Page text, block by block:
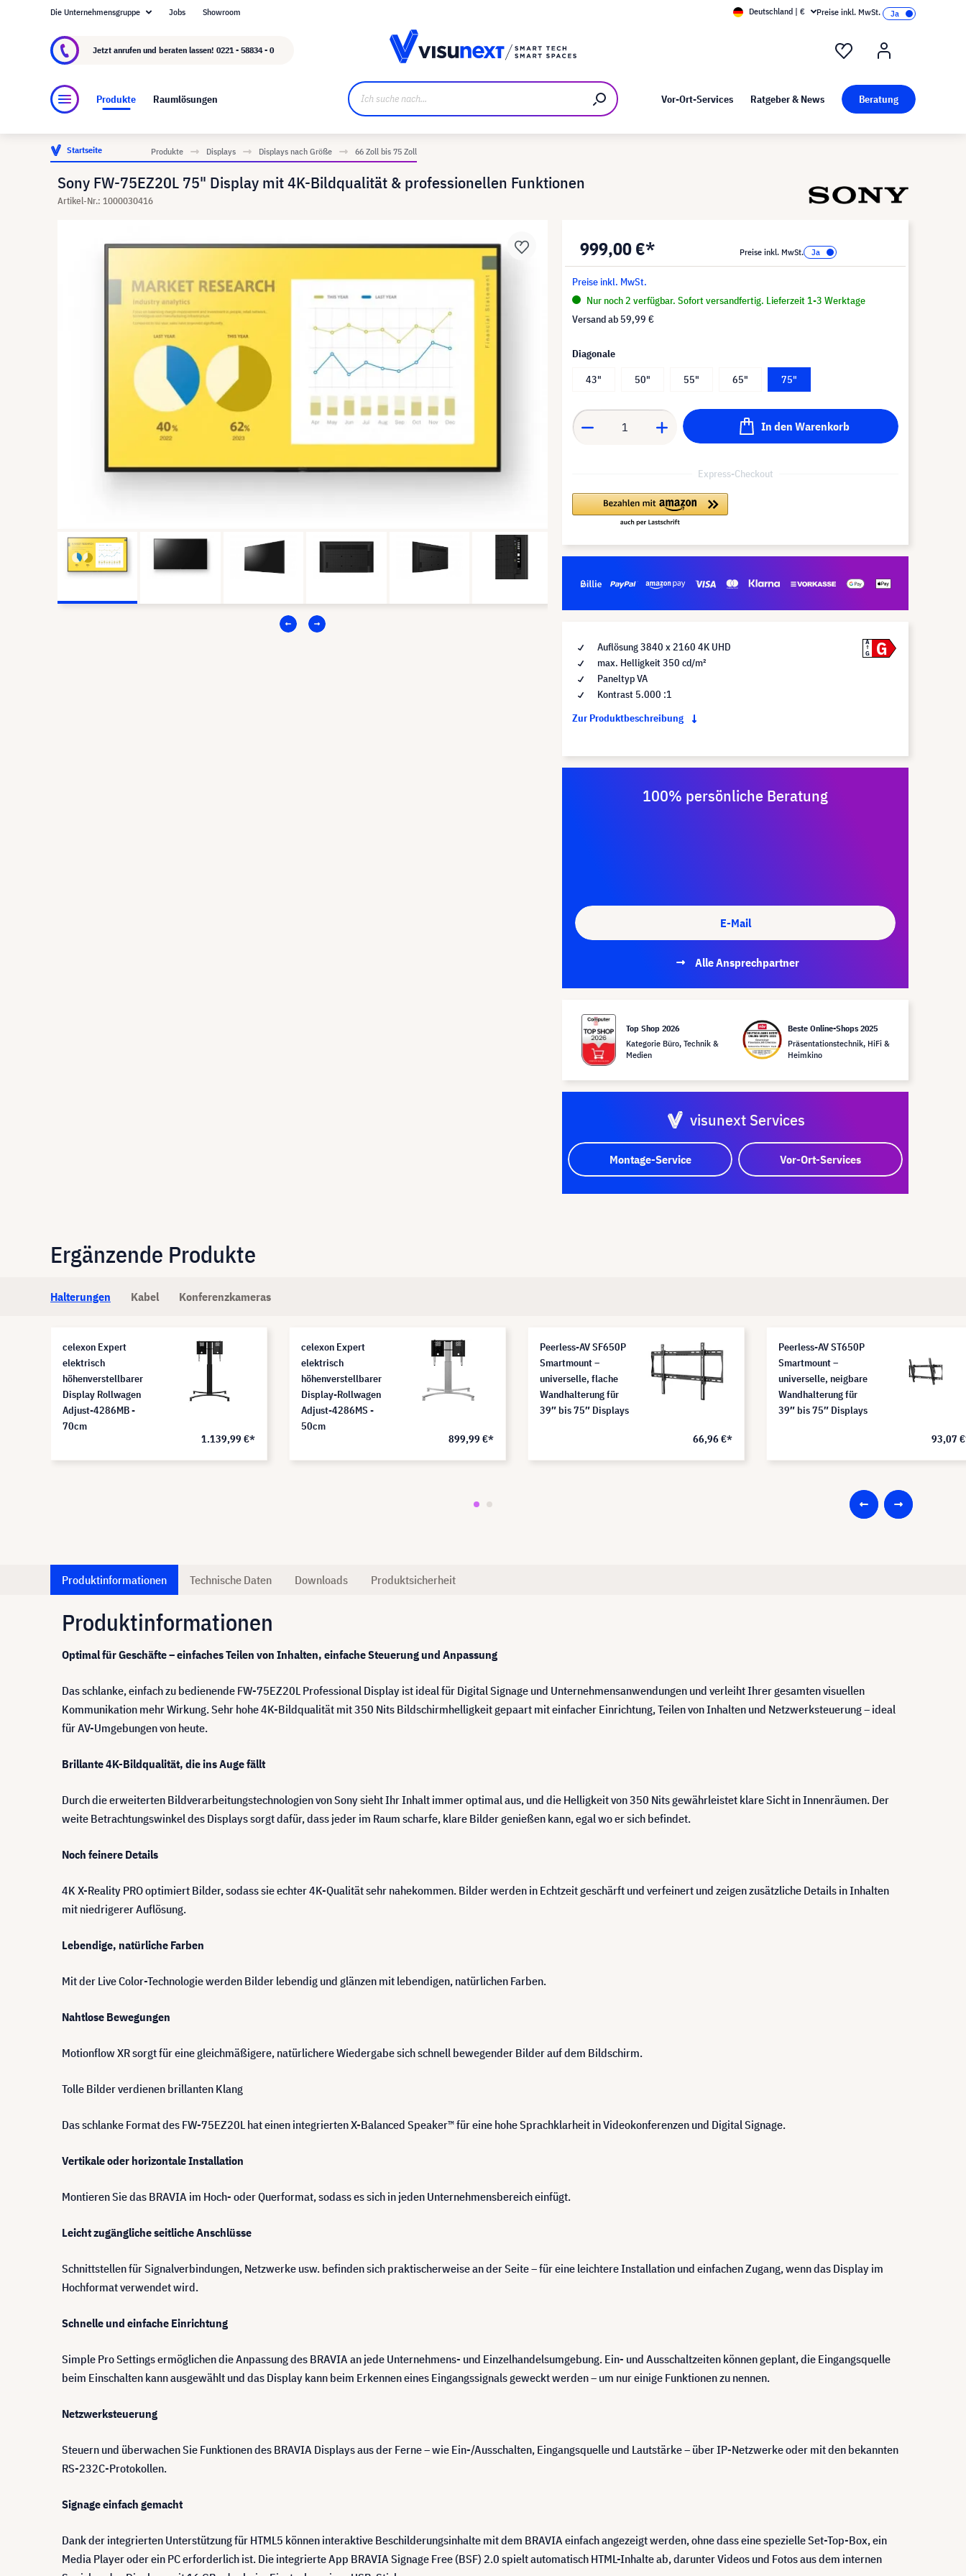
Über visunext.de Kunst bei visunext
Die Unternehmensgruppe Jobs Showroom Deutschland | € Preise inkl. MwSt.
Jetzt anrufen und beraten lassen! 0221 - 58834 - 0
Produkte Raumlösungen Vor-Ort-Services Ratgeber & News Beratung
Startseite Produkte Displays Displays nach Größe 66 Zoll bis 75 Zoll
Sony FW-75EZ20L 75" Display mit 4K-Bildqualität & professionellen Funktionen
Artikel-Nr.: 1000030416
999,00 €* Preise inkl. MwSt.
Preise inkl. MwSt.
Nur noch 2 verfügbar. Sofort versandfertig. Lieferzeit 1-3 Werktage
Versand ab 59,99 €
Diagonale
43"
50" 55" 65" 75"
In den Warenkorb
Express-Checkout
Auflösung 3840 x 2160 4K UHD
max. Helligkeit 350 cd/m²
Paneltyp VA
Kontrast 5.000 :1
Zur Produktbeschreibung
A
G
G
100% persönliche Beratung
E-Mail
Alle Ansprechpartner
Top Shop 2026
Kategorie Büro, Technik &
Medien
Beste Online-Shops 2025
Präsentationstechnik, HiFi &
Heimkino
visunext Services
Montage-Service Vor-Ort-Services
Ergänzende Produkte
Halterungen Kabel Konferenzkameras
celexon Expert
elektrisch
höhenverstellbarer
Display Rollwagen
Adjust-4286MB -
70cm
1.139,99 €*
celexon Expert
elektrisch
höhenverstellbarer
Display-Rollwagen
Adjust-4286MS -
50cm
899,99 €*
Peerless-AV SF650P
Smartmount –
universelle, flache
Wandhalterung für
39″ bis 75″ Displays
66,96 €*
Peerless-AV ST650P
Smartmount –
universelle, neigbare
Wandhalterung für
39″ bis 75″ Displays
93,07
Produktinformationen Technische Daten Downloads Produktsicherheit
Produktinformationen
Optimal für Geschäfte – einfaches Teilen von Inhalten, einfache Steuerung und Anpassung
Das schlanke, einfach zu bedienende FW-75EZ20L Professional Display ist ideal für Digital Signage und Unternehmensanwendungen und verleiht Ihrer gesamten visuellen
Kommunikation mehr Wirkung. Sehr hohe 4K-Bildqualität mit 350 Nits Bildschirmhelligkeit gepaart mit einfacher Einrichtung, Teilen von Inhalten und Netzwerksteuerung – ideal
für AV-Umgebungen von heute.
Brillante 4K-Bildqualität, die ins Auge fällt
Durch die erweiterten Bildverarbeitungstechnologien von Sony sieht Ihr Inhalt immer optimal aus, und die Helligkeit von 350 Nits gewährleistet klare Sicht in Innenräumen. Der
weite Betrachtungswinkel des Displays sorgt dafür, dass jeder im Raum scharfe, klare Bilder genießen kann, egal wo er sich befindet.
Noch feinere Details
4K X-Reality PRO optimiert Bilder, sodass sie echter 4K-Qualität sehr nahekommen. Bilder werden in Echtzeit geschärft und verfeinert und zeigen zusätzliche Details in Inhalten
mit niedrigerer Auflösung.
Lebendige, natürliche Farben
Mit der Live Color-Technologie werden Bilder lebendig und glänzen mit lebendigen, natürlichen Farben.
Nahtlose Bewegungen
Motionflow XR sorgt für eine gleichmäßigere, natürlichere Wiedergabe sich schnell bewegender Bilder auf dem Bildschirm.
Tolle Bilder verdienen brillanten Klang
Das schlanke Format des FW-75EZ20L hat einen integrierten X-Balanced Speaker™ für eine hohe Sprachklarheit in Videokonferenzen und Digital Signage.
Vertikale oder horizontale Installation
Montieren Sie das BRAVIA im Hoch- oder Querformat, sodass es sich in jeden Unternehmensbereich einfügt.
Leicht zugängliche seitliche Anschlüsse
Schnittstellen für Signalverbindungen, Netzwerke usw. befinden sich praktischerweise an der Seite – für eine leichtere Installation und einfachen Zugang, wenn das Display im
Hochformat verwendet wird.
Schnelle und einfache Einrichtung
Simple Pro Settings ermöglichen die Anpassung des BRAVIA an jede Unternehmens- und Einzelhandelsumgebung. Ein- und Ausschaltzeiten können geplant, die Eingangsquelle
beim Einschalten kann ausgewählt und das Display kann beim Erkennen eines Eingangssignals geweckt werden – um nur einige Funktionen zu nennen.
Netzwerksteuerung
Steuern und überwachen Sie Funktionen des BRAVIA Displays aus der Ferne – wie Ein-/Ausschalten, Eingangsquelle und Lautstärke – über IP-Netzwerke oder mit den bekannten
RS-232C-Protokollen.
Signage einfach gemacht
Dank der integrierten Unterstützung für HTML5 können interaktive Beschilderungsinhalte mit dem BRAVIA einfach angezeigt werden, ohne dass eine spezielle Set-Top-Box, ein
Media Player oder ein PC erforderlich ist. Die integrierte App BRAVIA Signage Free (BSF) 2.0 spielt automatisch HTML-Inhalte ab, darunter Videos und Fotos aus dem internen